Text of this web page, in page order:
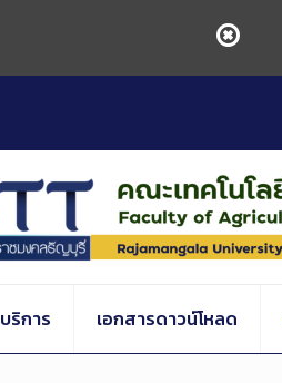
บริการ เอกสารดาวน์โหลด